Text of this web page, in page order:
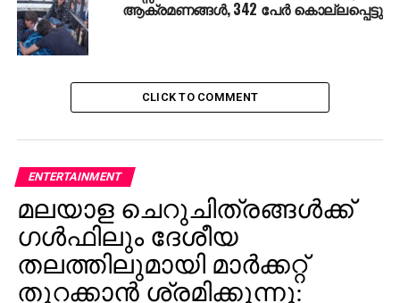
പരിഗണിക്കും
ആക്രമണങ്ങള്‍, 342 പേര്‍ കൊല്ലപ്പെട്ടു
CLICK TO COMMENT
ENTERTAINMENT
മലയാള ചെറുചിത്രങ്ങള്‍ക്ക്
ഗള്‍ഫിലും ദേശീയ
തലത്തിലുമായി മാര്‍ക്കറ്റ്
തുറക്കാന്‍ ശ്രമിക്കുന്നു: